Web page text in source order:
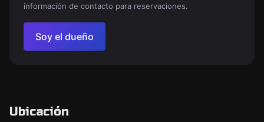
información de contacto para reservaciones.
Soy el dueño
Ubicación